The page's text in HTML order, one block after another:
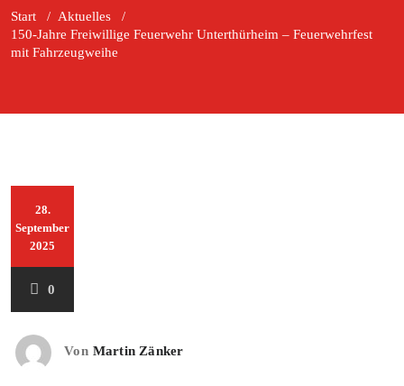
Start / Aktuelles /
150-Jahre Freiwillige Feuerwehr Unterthürheim – Feuerwehrfest
mit Fahrzeugweihe
28.
September
2025
0
Von Martin Zänker